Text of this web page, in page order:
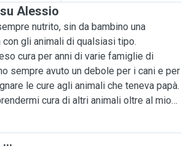
Alessio
nutrito, sin da bambino una
gli animali di qualsiasi tipo.
cura per anni di varie famiglie di
sempre avuto un debole per i cani e per
le cure agli animali che teneva papà.
cura di altri animali oltre al mio
cane bianco), e riuscire allo stesso
piedi con l'università.
è della mia ragazza, e il cagnolino